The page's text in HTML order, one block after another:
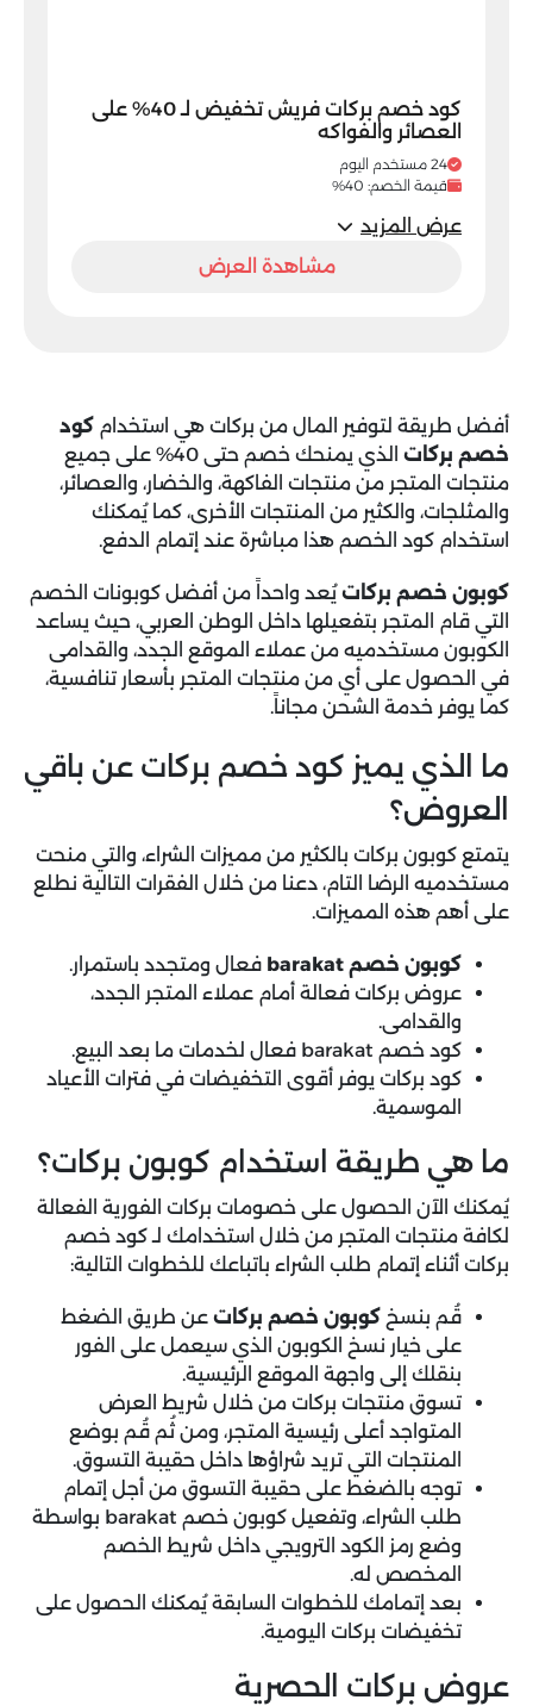
كود خصم بركات فريش تخفيض لـ 40% على
العصائر والفواكه
24 مستخدم اليوم
قيمة الخصم: 40%
عرض المزيد
مشاهدة العرض
أفضل طريقة لتوفير المال من بركات هي استخدام كود
خصم بركات
الذي يمنحك خصم حتى 40% على جميع
منتجات المتجر من منتجات الفاكهة، والخضار، والعصائر،
والمثلجات، والكثير من المنتجات الأخرى، كما يُمكنك
استخدام كود الخصم هذا مباشرة عند إتمام الدفع.
كوبون خصم بركاتيُعد واحداً من أفضل كوبونات الخصم
التي قام المتجر بتفعيلها داخل الوطن العربي، حيث يساعد
الكوبون مستخدميه من عملاء الموقع الجدد، والقدامى
في الحصول على أي من منتجات المتجر بأسعار تنافسية،
كما يوفر خدمة الشحن مجاناً.
ما الذي يميز كود خصم بركات عن باقي
العروض؟
يتمتع كوبون بركات بالكثير من مميزات الشراء، والتي منحت
مستخدميه الرضا التام، دعنا من خلال الفقرات التالية نطلع
على أهم هذه المميزات.
كوبون خصم barakat
فعال ومتجدد باستمرار.
عروض بركات فعالة أمام عملاء المتجر الجدد،
والقدامى.
كود خصم barakat فعال لخدمات ما بعد البيع.
كود بركات يوفر أقوى التخفيضات في فترات الأعياد
الموسمية.
ما هي طريقة استخدام كوبون بركات؟
يُمكنك الآن الحصول على خصومات بركات الفورية الفعالة
لكافة منتجات المتجر من خلال استخدامك لـ كود خصم
بركات أثناء إتمام طلب الشراء باتباعك للخطوات التالية:
قُم بنسخ كوبون خصم بركات عن طريق الضغط
على خيار نسخ الكوبون الذي سيعمل على الفور
بنقلك إلى واجهة الموقع الرئيسية.
تسوق منتجات بركات من خلال شريط العرض
المتواجد أعلى رئيسية المتجر، ومن ثُم قُم بوضع
المنتجات التي تريد شراؤها داخل حقيبة التسوق.
توجه بالضغط على حقيبة التسوق من أجل إتمام
طلب الشراء، وتفعيل كوبون خصم barakat بواسطة
وضع رمز الكود الترويجي داخل شريط الخصم
المخصص له.
بعد إتمامك للخطوات السابقة يُمكنك الحصول على
تخفيضات بركات اليومية.
عروض بركات الحصرية